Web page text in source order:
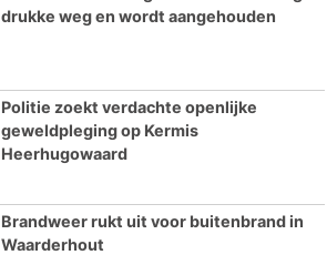
drukke weg en wordt aangehouden
Politie zoekt verdachte openlijke
geweldpleging op Kermis
Heerhugowaard
Brandweer rukt uit voor buitenbrand in
Waarderhout